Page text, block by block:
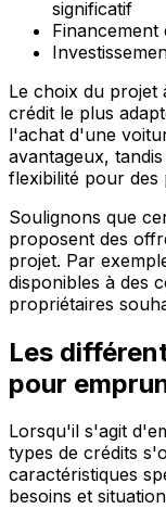
significatif
Le choix du projet
crédit le plus
l'achat d'une
avantageux,
flexibilité pour des
Soulignons que
proposent des
projet. Par
disponibles à des
propriétaires
Les
pour
Lorsqu'il s'agit
types de crédits
caractéristiques
besoins et